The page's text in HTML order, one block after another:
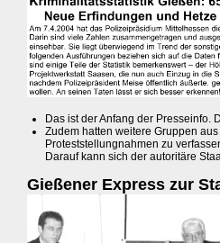
Das ist der Anfang der Presseinfo.
Zudem hatten weitere Gruppen
Proteststellungnahmen zu
Darauf kann sich der autoritäre
Gießener Express zur